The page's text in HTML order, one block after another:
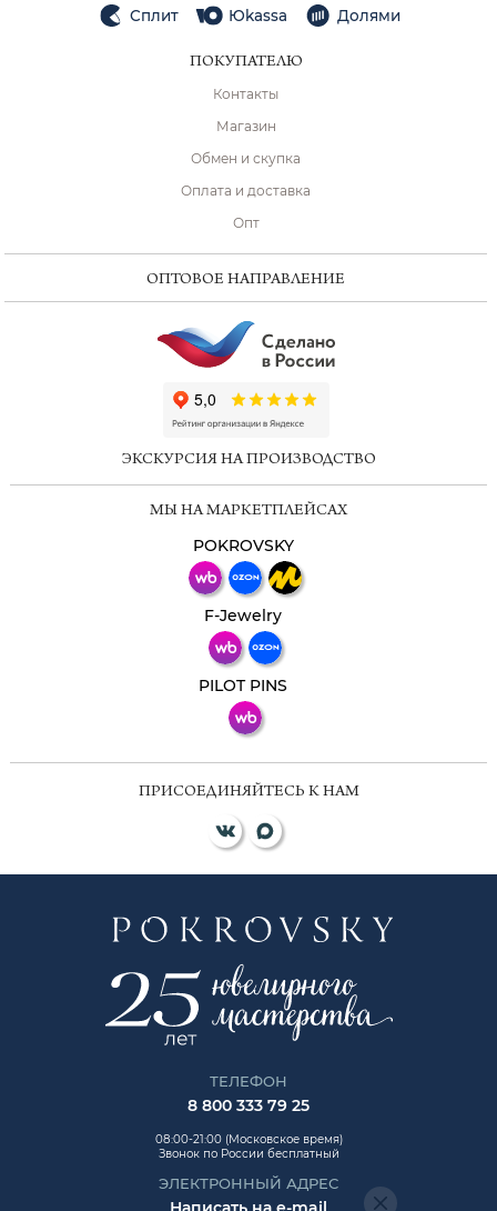
Сплит Юkassa Долями
ПОКУПАТЕЛЮ
Контакты
Магазин
Обмен и скупка
Оплата и доставка
Опт
ОПТОВОЕ НАПРАВЛЕНИЕ
ЭКСКУРСИЯ НА ПРОИЗВОДСТВО
МЫ НА МАРКЕТПЛЕЙСАХ
POKROVSKY
F-Jewelry
PILOT PINS
ПРИСОЕДИНЯЙТЕСЬ К НАМ
ТЕЛЕФОН
8 800 333 79 25
08:00-21:00 (Московское время)
Звонок по России бесплатный
ЭЛЕКТРОННЫЙ АДРЕС